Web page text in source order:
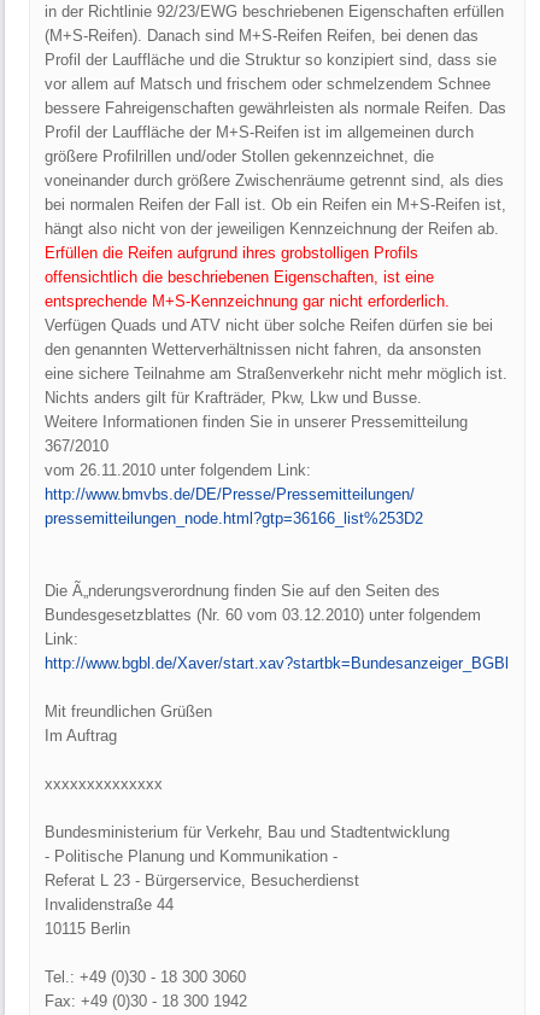
in der Richtlinie 92/23/EWG beschriebenen Eigenschaften erfüllen
(M+S-Reifen). Danach sind M+S-Reifen Reifen, bei denen das
Profil der Lauffläche und die Struktur so konzipiert sind, dass sie
vor allem auf Matsch und frischem oder schmelzendem Schnee
bessere Fahreigenschaften gewährleisten als normale Reifen. Das
Profil der Lauffläche der M+S-Reifen ist im allgemeinen durch
größere Profilrillen und/oder Stollen gekennzeichnet, die
voneinander durch größere Zwischenräume getrennt sind, als dies
bei normalen Reifen der Fall ist. Ob ein Reifen ein M+S-Reifen ist,
hängt also nicht von der jeweiligen Kennzeichnung der Reifen ab.
Erfüllen die Reifen aufgrund ihres grobstolligen Profils
offensichtlich die beschriebenen Eigenschaften, ist eine
entsprechende M+S-Kennzeichnung gar nicht erforderlich.
Verfügen Quads und ATV nicht über solche Reifen dürfen sie bei
den genannten Wetterverhältnissen nicht fahren, da ansonsten
eine sichere Teilnahme am Straßenverkehr nicht mehr möglich ist.
Nichts anders gilt für Krafträder, Pkw, Lkw und Busse.
Weitere Informationen finden Sie in unserer Pressemitteilung
367/2010
vom 26.11.2010 unter folgendem Link:
http://www.bmvbs.de/DE/Presse/Pressemitteilungen/
pressemitteilungen_node.html?gtp=36166_list%253D2
Die Ã„nderungsverordnung finden Sie auf den Seiten des
Bundesgesetzblattes (Nr. 60 vom 03.12.2010) unter folgendem
Link:
http://www.bgbl.de/Xaver/start.xav?startbk=Bundesanzeiger_BGBl
Mit freundlichen Grüßen
Im Auftrag
xxxxxxxxxxxxxx
Bundesministerium für Verkehr, Bau und Stadtentwicklung
- Politische Planung und Kommunikation -
Referat L 23 - Bürgerservice, Besucherdienst
Invalidenstraße 44
10115 Berlin
Tel.: +49 (0)30 - 18 300 3060
Fax: +49 (0)30 - 18 300 1942